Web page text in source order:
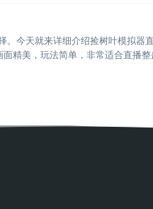
。今天就来详细介绍捡树叶模拟器
精美，玩法简单，非常适合直播